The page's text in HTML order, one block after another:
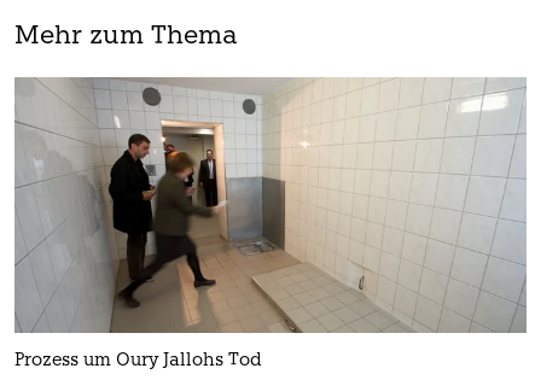
Mehr zum Thema
Prozess um Oury Jallohs Tod